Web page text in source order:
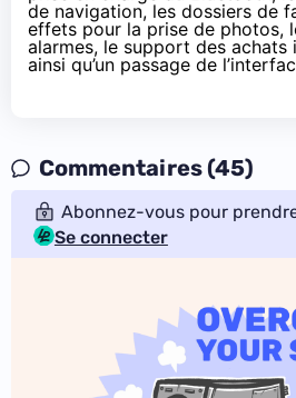
de navigation, les dossiers de
effets pour la prise de photos,
alarmes, le support des achats
ainsi qu’un passage de
Commentaires (45)
Abonnez-vous pour
Se connecter